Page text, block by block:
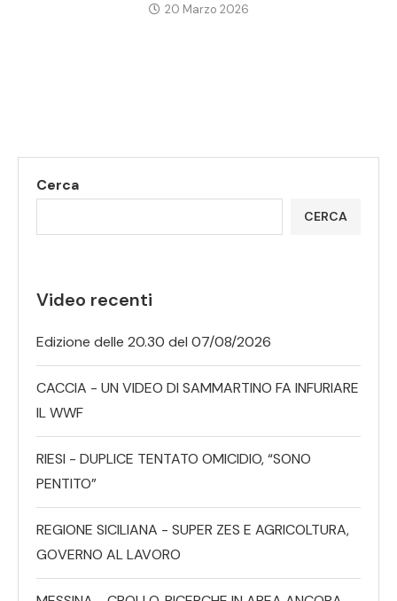
20 Marzo 2026
Cerca
CERCA
Video recenti
Edizione delle 20.30 del 07/08/2026
CACCIA - UN VIDEO DI SAMMARTINO FA INFURIARE
IL WWF
RIESI - DUPLICE TENTATO OMICIDIO, “SONO
PENTITO”
REGIONE SICILIANA - SUPER ZES E AGRICOLTURA,
GOVERNO AL LAVORO